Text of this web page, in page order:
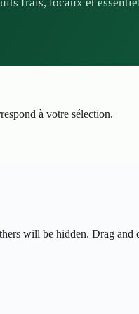
à votre sélection.
will be hidden. Drag and